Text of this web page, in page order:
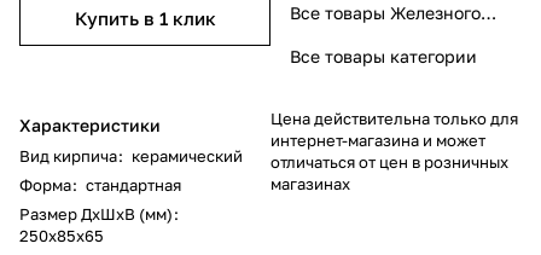
Купить в 1 клик
Характеристики
Вид кирпича: керамический
Форма: стандартная
Размер ДхШхВ (мм):
250х85х65
Все товары Железногорский
Все товары категории
Цена действительна только для
интернет-магазина и может
отличаться от цен в розничных
магазинах